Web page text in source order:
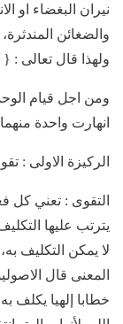
نيران البغضاء او
والضغائن
ولهذا قال تعالى :
ومن اجل قيام
انهارت واحدة
الركيزة الاولى :
التقوى : تعني كل
يترتب عليها
لا يمكن التكليف
المعنى قال
خطابا إلهيا يكلف